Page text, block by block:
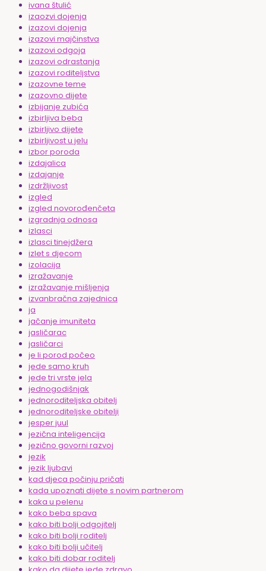
ivana štulić
izaozvi dojenja
izazovi dojenja
izazovi majčinstva
izazovi odgoja
izazovi odrastanja
izazovi roditeljstva
izazovne teme
izazovno dijete
izbijanje zubića
izbirljiva beba
izbirljivo dijete
izbirljivost u jelu
izbor poroda
izdajalica
izdajanje
izdržljivost
izgled
izgled novorođenčeta
izgradnja odnosa
izlasci
izlasci tinejdžera
izlet s djecom
izolacija
izražavanje
izražavanje mišljenja
izvanbračna zajednica
ja
jačanje imuniteta
jasličarac
jasličarci
je li porod počeo
jede samo kruh
jede tri vrste jela
jednogodišnjak
jednoroditeljska obitelj
jednoroditeljske obitelji
jesper juul
jezična inteligencija
jezično govorni razvoj
jezik
jezik ljubavi
kad djeca počinju pričati
kada upoznati dijete s novim partnerom
kaka u pelenu
kako beba spava
kako biti bolji odgojitelj
kako biti bolji roditelj
kako biti bolji učitelj
kako biti dobar roditelj